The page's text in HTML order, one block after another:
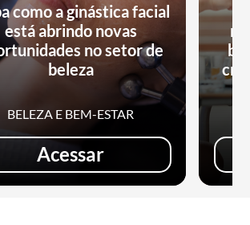
como a ginástica facial
está abrindo novas
no setor de
beleza
BELEZA E BEM-ESTAR
Acessar